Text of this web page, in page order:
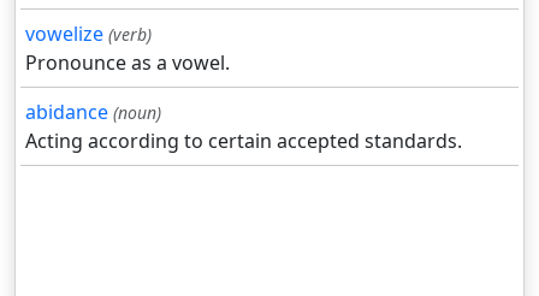
vowelize (verb)
Pronounce as a vowel.
abidance (noun)
Acting according to certain accepted standards.